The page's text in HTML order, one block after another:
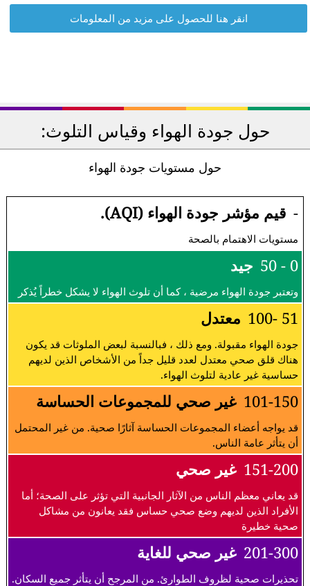
انقر هنا للحصول على مزيد من المعلومات
حول جودة الهواء وقياس التلوث:
حول مستويات جودة الهواء
- قيم مؤشر جودة الهواء (AQI).
مستويات الاهتمام بالصحة
0 - 50 جيد
وتعتبر جودة الهواء مرضية ، كما أن تلوث الهواء لا يشكل خطراً يُذكر
51 -100 معتدل
جودة الهواء مقبولة. ومع ذلك ، فبالنسبة لبعض الملوثات قد يكون
هناك قلق صحي معتدل لعدد قليل جداً من الأشخاص الذين لديهم
حساسية غير عادية لتلوث الهواء.
101-150 غير صحي للمجموعات الحساسة
قد يواجه أعضاء المجموعات الحساسة آثارًا صحية. من غير المحتمل
أن يتأثر عامة الناس.
151-200 غير صحي
قد يعاني معظم الناس من الآثار الجانبية التي تؤثر على الصحة؛ أما
الأفراد الذين لديهم وضع صحي حساس فقد يعانون من مشاكل
صحية خطيرة
201-300 غير صحي للغاية
تحذيرات صحية لظروف الطوارئ. من المرجح أن يتأثر جميع السكان.